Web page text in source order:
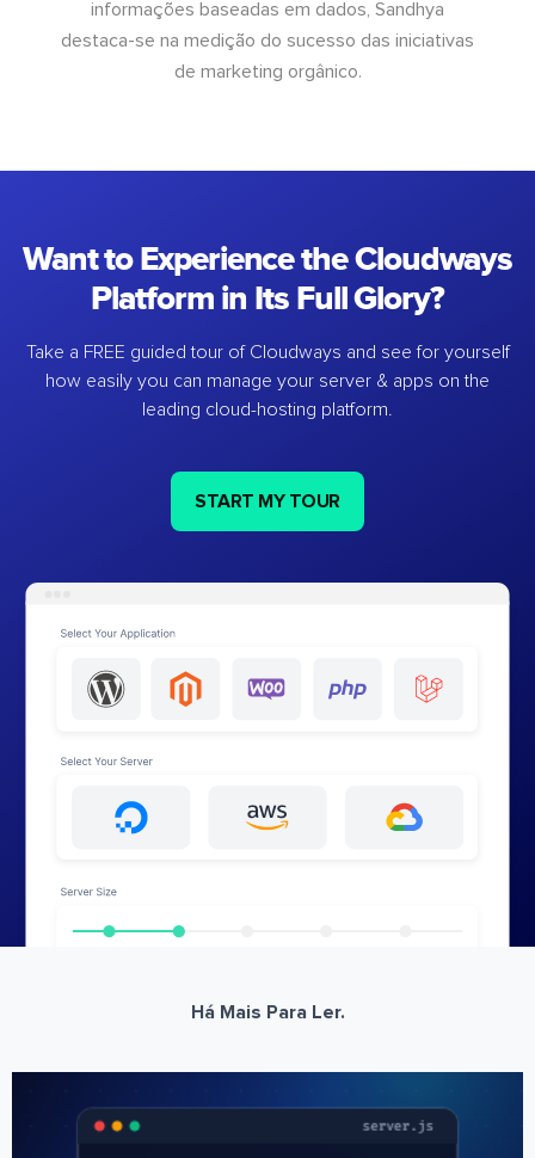
informações baseadas em dados, Sandhya
destaca-se na medição do sucesso das iniciativas
de marketing orgânico.
Want to Experience the Cloudways
Platform in Its Full Glory?
Take a FREE guided tour of Cloudways and see for yourself
how easily you can manage your server & apps on the
leading cloud-hosting platform.
START MY TOUR
Há Mais Para Ler.